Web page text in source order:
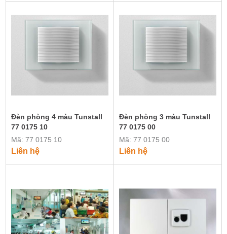
Đèn phòng 4 màu Tunstall
77 0175 10
Mã: 77 0175 10
Liên hệ
Đèn phòng 3 màu Tunstall
77 0175 00
Mã: 77 0175 00
Liên hệ